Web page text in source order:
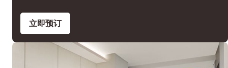
立即预订